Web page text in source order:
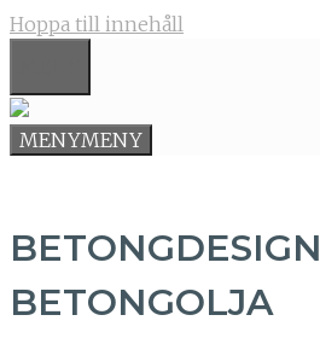
Hoppa till innehåll
MENYMENY
BETONGDESIGN
BETONGOLJA